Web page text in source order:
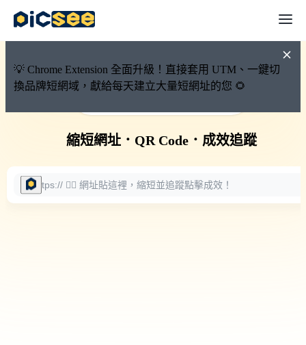
💡 Chrome Extension 全面升級！直接套用 UTM、一鍵切
換品牌短網域，獻給每天建立大量短網址的您 🌻
🚀 PicSee 短網址永久有效
縮短網址． QR Code． 成效追蹤